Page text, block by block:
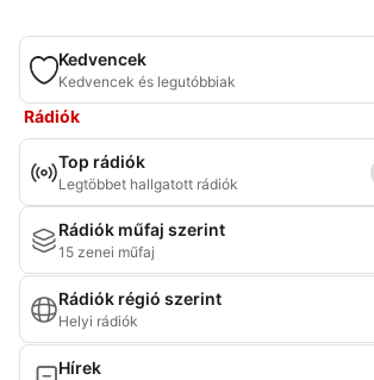
Kedvencek
Kedvencek és legutóbbiak
Rádiók
Top rádiók
Legtöbbet hallgatott rádiók
Rádiók műfaj szerint
15 zenei műfaj
Rádiók régió szerint
Helyi rádiók
Hírek